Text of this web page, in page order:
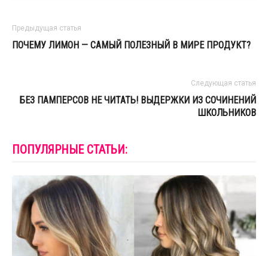
Предыдущая статья
ПОЧЕМУ ЛИМОН — САМЫЙ ПОЛЕЗНЫЙ В МИРЕ ПРОДУКТ?
Следующая статья
БЕЗ ПАМПЕРСОВ НЕ ЧИТАТЬ! ВЫДЕРЖКИ ИЗ СОЧИНЕНИЙ
ШКОЛЬНИКОВ
ПОПУЛЯРНЫЕ СТАТЬИ: